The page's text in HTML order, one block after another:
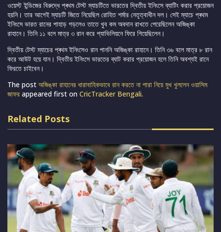
ওয়েস্ট ইন্ডিজের বিরুদ্ধে প্ৰথম টেস্ট ম্যাচটিতে ভারতের দ্বিতীয় ইনিংসে ব্যাটিং করার প্রয়োজন
হয়নি। তার আগেই ম্যাচটি জিতে নিয়েছিল রোহিত শর্মার নেতৃত্বাধীন দল। সেই ম্যাচে প্ৰথম
ইনিংসে ভারত রানের পাহাড় গড়লেও তাতে খুব কম অবদান রাখতে পেরেছিলেন অজিঙ্কা
রাহানে। তিনি ১১ বলে মাত্র ৩ রান করে প্যাভিলিয়নে ফিরে গিয়েছিলেন।
দ্বিতীয় টেস্ট ম্যাচের প্ৰথম ইনিংসেও রান পাননি অজিঙ্কা রাহানে। তিনি ৩৬ বলে মাত্র ৮ রান
করে আউট হয়ে যান। দ্বিতীয় ইনিংসে ভারতের ব্যাট করার প্রয়োজন হলে তিনি অবশ্যই রানে
ফিরতে চাইবেন।
The post অজিঙ্কা রাহানের ধারাবাহিকভাবে রান করতে না পারা নিয়ে মুখ খুললেন ওয়াসিম
জাফর appeared first on CricTracker Bengali.
Related Posts